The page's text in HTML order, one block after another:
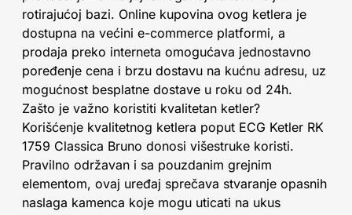
rotirajućoj bazi. Online kupovina ovog ketlera je
dostupna na većini e-commerce platformi, a
prodaja preko interneta omogućava jednostavno
poređenje cena i brzu dostavu na kućnu adresu, uz
mogućnost besplatne dostave u roku od 24h.
Zašto je važno koristiti kvalitetan ketler?
Korišćenje kvalitetnog ketlera poput ECG Ketler RK
1759 Classica Bruno donosi višestruke koristi.
Pravilno održavan i sa pouzdanim grejnim
elementom, ovaj uređaj sprečava stvaranje opasnih
naslaga kamenca koje mogu uticati na ukus